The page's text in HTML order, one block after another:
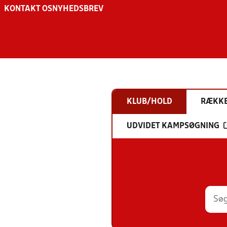
KONTAKT OS NYHEDSBREV
KLUB/HOLD
UDVIDET KAMPSØGNING